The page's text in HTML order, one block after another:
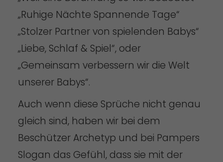
„Ruhige Nächte Spannende Tage“
„Stolzer Partner von spielenden Babys“
„Liebe, Schlaf & Spiel“, oder
„Gemeinsam verbessern wir die Welt
unserer Babys“.
Auch wenn diese Sprüche nicht genau
gleich sind, haben wir bei dem
Beschützer Archetyp und bei Pampers
Slogan das Gefühl, dass sie mit der